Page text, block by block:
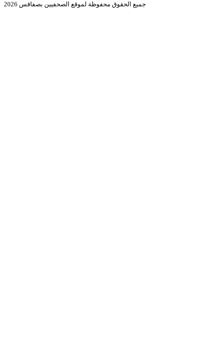
جميع الحقوق محفوظة لموقع الصحفيين بصفاقس 2026